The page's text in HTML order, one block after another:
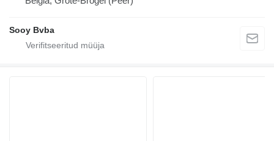
Sooy Bvba